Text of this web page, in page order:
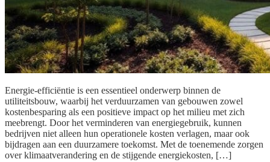
Energie-efficiëntie is een essentieel onderwerp binnen de
utiliteitsbouw, waarbij het verduurzamen van gebouwen zowel
kostenbesparing als een positieve impact op het milieu met zich
meebrengt. Door het verminderen van energiegebruik, kunnen
bedrijven niet alleen hun operationele kosten verlagen, maar ook
bijdragen aan een duurzamere toekomst. Met de toenemende zorgen
over klimaatverandering en de stijgende energiekosten, […]